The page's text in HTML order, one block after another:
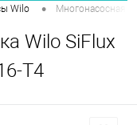
Wilo • Многонасосная
Wilo SiFlux
T4